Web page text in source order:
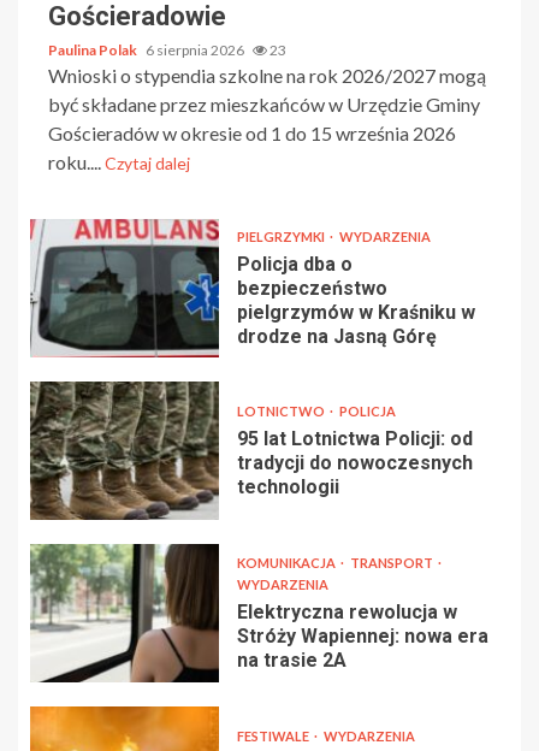
Gościeradowie
Paulina Polak 6 sierpnia 2026 23
Wnioski o stypendia szkolne na rok 2026/2027 mogą
być składane przez mieszkańców w Urzędzie Gminy
Gościeradów w okresie od 1 do 15 września 2026
roku....Czytaj dalej
PIELGRZYMKI WYDARZENIA
Policja dba o
bezpieczeństwo
pielgrzymów w Kraśniku w
drodze na Jasną Górę
LOTNICTWO POLICJA
95 lat Lotnictwa Policji: od
tradycji do nowoczesnych
technologii
KOMUNIKACJA
TRANSPORT
WYDARZENIA
Elektryczna rewolucja w
Stróży Wapiennej: nowa era
na trasie 2A
FESTIWALE WYDARZENIA